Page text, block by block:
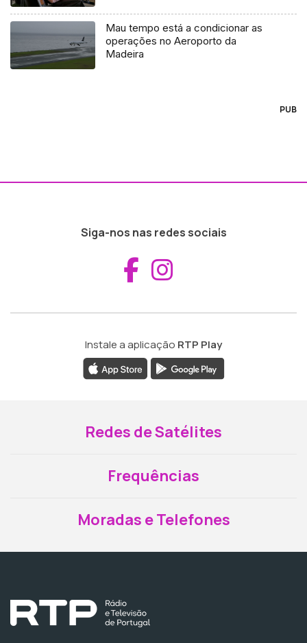
Mau tempo está a condicionar as
operações no Aeroporto da
Madeira
PUB
Siga-nos nas redes sociais
Aceder ao
Instale a aplicação RTP Play
Redes de Satélites
Frequências
Moradas e Telefones